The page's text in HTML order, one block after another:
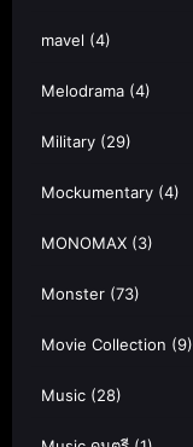
mavel (4)
Melodrama (4)
Military (29)
Mockumentary (4)
MONOMAX (3)
Monster (73)
Movie Collection (9)
Music (28)